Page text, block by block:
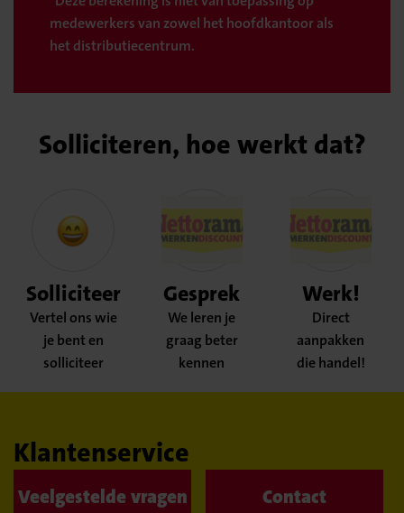
medewerkers van zowel het hoofdkantoor als
het distributiecentrum.
Solliciteren, hoe werkt dat?
Solliciteer
Vertel ons wie
je bent en
solliciteer
Gesprek
We leren je
graag beter
kennen
Werk!
Direct
aanpakken
die handel!
Klantenservice
Veelgestelde vragen Contact